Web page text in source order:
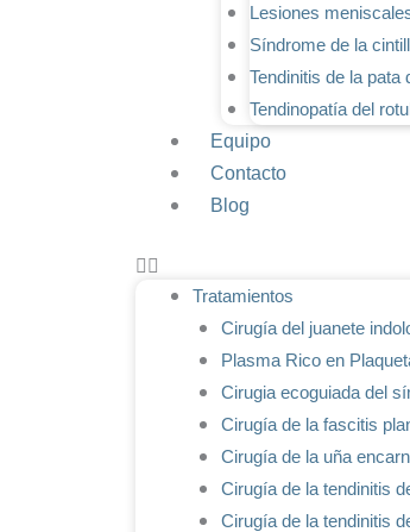
Lesiones
Síndrome de la
Tendinitis de la
Tendinopatía del
Equipo
Contacto
Blog
Tratamientos
Cirugía del juanete
Plasma Rico en
Cirugia ecoguiada del
Cirugía de la fascitis
Cirugía de la uña
Cirugía de la tendinitis
Cirugía de la tendinitis